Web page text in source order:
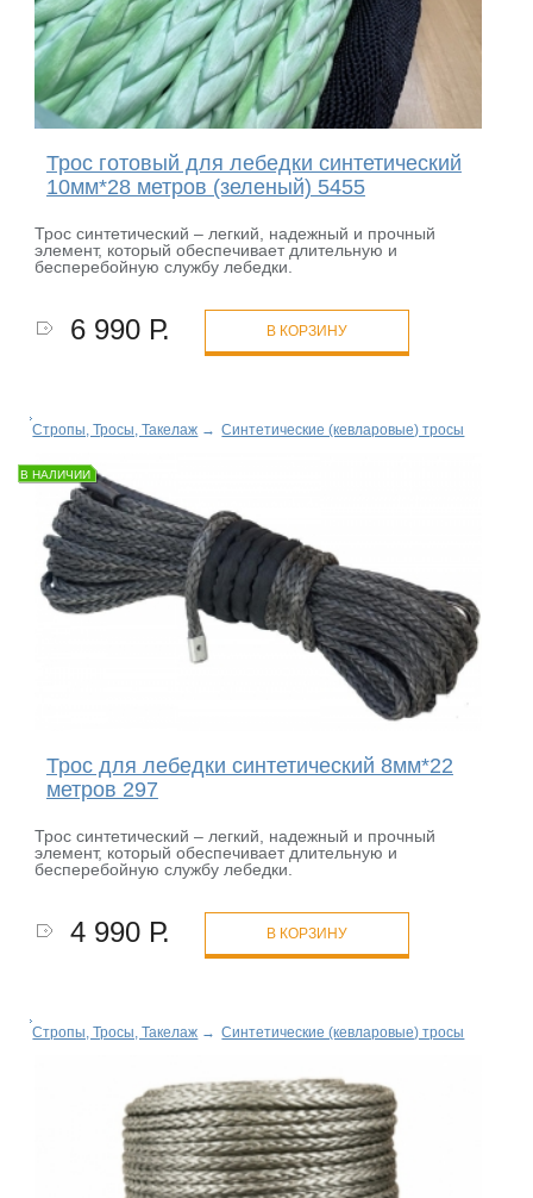
Трос готовый для лебедки синтетический
10мм*28 метров (зеленый) 5455
Трос синтетический – легкий, надежный и прочный
элемент, который обеспечивает длительную и
бесперебойную службу лебедки.
6 990 Р. В КОРЗИНУ
Стропы, Тросы, Такелаж → Синтетические (кевларовые) тросы
В НАЛИЧИИ
Трос для лебедки синтетический 8мм*22
метров 297
Трос синтетический – легкий, надежный и прочный
элемент, который обеспечивает длительную и
бесперебойную службу лебедки.
4 990 Р. В КОРЗИНУ
Стропы, Тросы, Такелаж → Синтетические (кевларовые) тросы